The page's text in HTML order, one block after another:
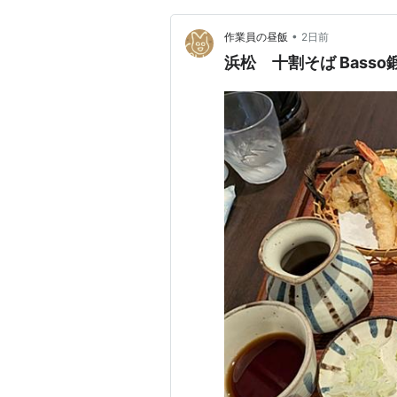
作業員の昼飯 • 2日前
浜松 十割そば Basso